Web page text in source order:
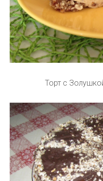
Торт с